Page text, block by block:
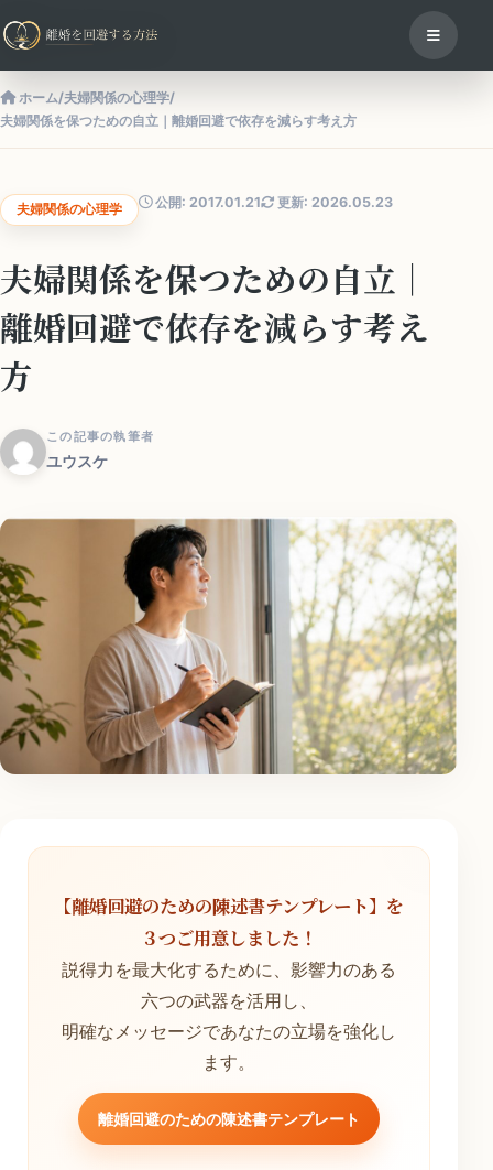
ホーム/夫婦関係の心理学/
夫婦関係を保つための自立｜離婚回避で依存を減らす考え方
夫婦関係の心理学 公開: 2017.01.21 更新: 2026.05.23
夫婦関係を保つための自立｜
離婚回避で依存を減らす考え
方
この記事の執筆者
ユウスケ
【離婚回避のための陳述書テンプレート】を
３つご用意しました！
説得力を最大化するために、影響力のある
六つの武器を活用し、
明確なメッセージであなたの立場を強化し
ます。
離婚回避のための陳述書テンプレート